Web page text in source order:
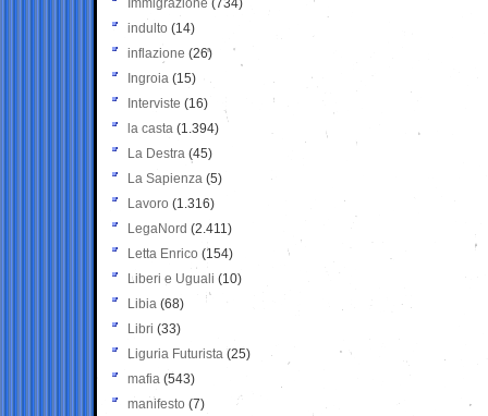
Immigrazione (734)
indulto (14)
inflazione (26)
Ingroia (15)
Interviste (16)
la casta (1.394)
La Destra (45)
La Sapienza (5)
Lavoro (1.316)
LegaNord (2.411)
Letta Enrico (154)
Liberi e Uguali (10)
Libia (68)
Libri (33)
Liguria Futurista (25)
mafia (543)
manifesto (7)